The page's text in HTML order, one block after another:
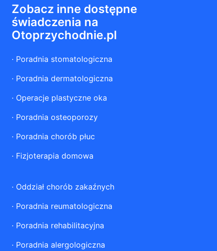
Zobacz inne dostępne
świadczenia na
Otoprzychodnie.pl
· Poradnia stomatologiczna
· Poradnia dermatologiczna
· Operacje plastyczne oka
· Poradnia osteoporozy
· Poradnia chorób płuc
· Fizjoterapia domowa
· Oddział chorób zakaźnych
· Poradnia reumatologiczna
· Poradnia rehabilitacyjna
· Poradnia alergologiczna